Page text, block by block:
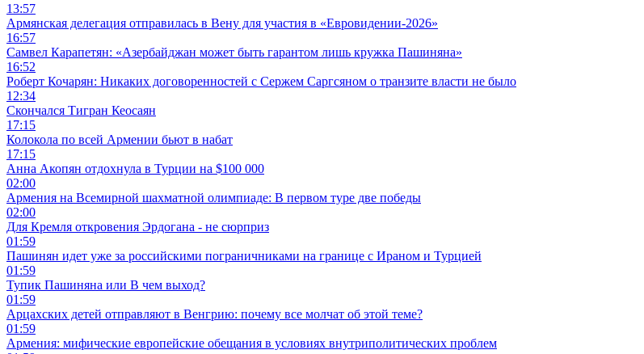
13:57
Армянская делегация отправилась в Вену для участия в «Евровидении-2026»
16:57
Самвел Карапетян: «Азербайджан может быть гарантом лишь кружка Пашиняна»
16:52
Роберт Кочарян: Никаких договоренностей с Сержем Саргсяном о транзите власти не было
12:34
Скончался Тигран Кеосаян
17:15
Колокола по всей Армении бьют в набат
17:15
Анна Акопян отдохнула в Турции на $100 000
02:00
Армения на Всемирной шахматной олимпиаде: В первом туре две победы
02:00
Для Кремля откровения Эрдогана - не сюрприз
01:59
Пашинян идет уже за российскими пограничниками на границе с Ираном и Турцией
01:59
Тупик Пашиняна или В чем выход?
01:59
Арцахских детей отправляют в Венгрию: почему все молчат об этой теме?
01:59
Армения: мифические европейские обещания в условиях внутриполитических проблем